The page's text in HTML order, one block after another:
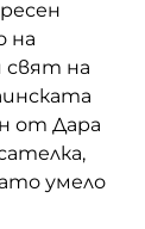
на
свят на
от Дара
умело